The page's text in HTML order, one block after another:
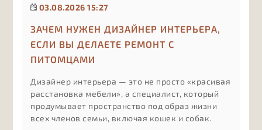
03.08.2026 15:27
ЗАЧЕМ НУЖЕН ДИЗАЙНЕР ИНТЕРЬЕРА,
ЕСЛИ ВЫ ДЕЛАЕТЕ РЕМОНТ С
ПИТОМЦАМИ
Дизайнер интерьера — это не просто «красивая
расстановка мебели», а специалист, который
продумывает пространство под образ жизни
всех членов семьи, включая кошек и собак.